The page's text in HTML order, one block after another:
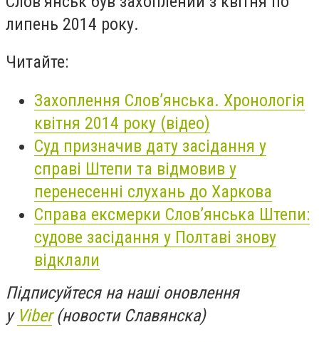
липень 2014 року.
Читайте:
Захоплення Слов’янська. Хронологія
квітня 2014 року (відео)
Суд призначив дату засідання у
справі Штепи та відмовив у
перенесенні слухань до Харкова
Справа ексмерки Слов’янська Штепи:
судове засідання у Полтаві знову
відклали
Підписуйтеся на наші оновлення
у Viber(новости Славянска)